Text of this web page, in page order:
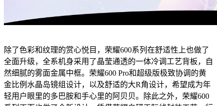
除了色彩和纹理的赏心悦目，荣耀600系列在舒适性上也做了
全面升级，全系机身采用了晶莹通透的一体冷调工艺背板，自
然细腻的雾面金属中框。荣耀600 Pro和超级版极致协调的黄
金比例水晶岛镜组设计，以及舒适的大R角设计，希望成为年
轻用户眼里的多巴胺和手心里的阿贝贝。除此之外，荣耀600